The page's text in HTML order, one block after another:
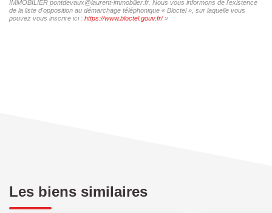
IMMOBILIER pontdevaux@laurent-immobilier.fr. Nous vous informons de l'existence
de la liste d'opposition au démarchage téléphonique « Bloctel », sur laquelle vous
pouvez vous inscrire ici : https://www.bloctel.gouv.fr/»
Les biens similaires